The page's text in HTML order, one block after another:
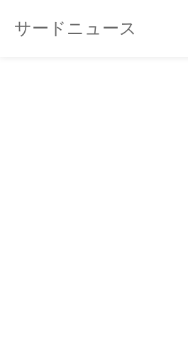
サードニュース